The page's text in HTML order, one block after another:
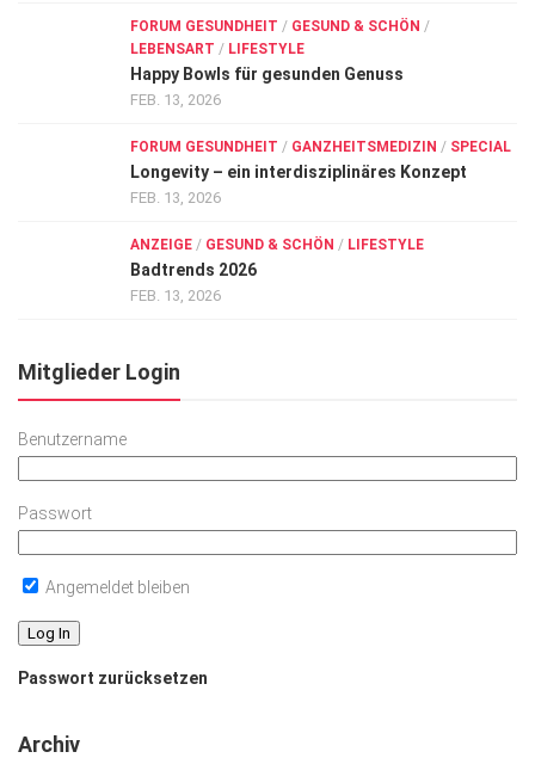
FORUM GESUNDHEIT / GESUND & SCHÖN /
LEBENSART / LIFESTYLE
Happy Bowls für gesunden Genuss
FEB. 13, 2026
FORUM GESUNDHEIT / GANZHEITSMEDIZIN / SPECIAL
Longevity – ein interdisziplinäres Konzept
FEB. 13, 2026
ANZEIGE / GESUND & SCHÖN / LIFESTYLE
Badtrends 2026
FEB. 13, 2026
Mitglieder Login
Benutzername
Passwort
Angemeldet bleiben
Passwort zurücksetzen
Archiv